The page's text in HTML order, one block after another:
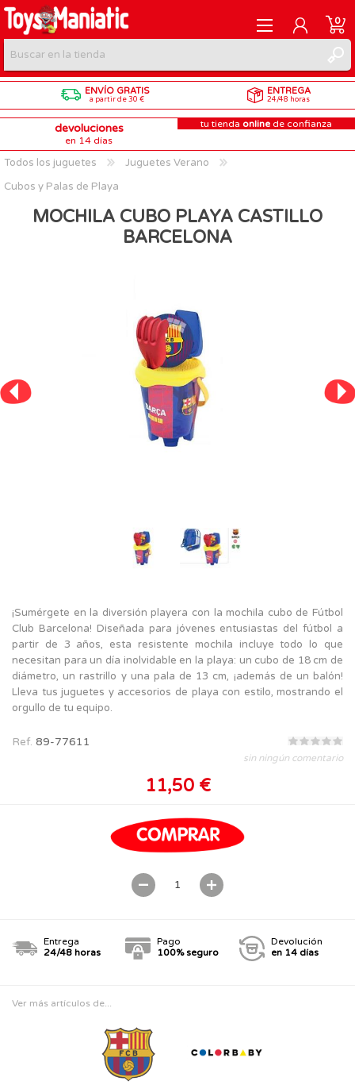
REGISTRARME
INICIAR SESIÓN
0
ENVÍO GRATIS
a partir de 30 €
ENTREGA
24/48 horas
devoluciones
en 14 días
tu tienda online de confianza
Todos los juguetes
Juguetes Verano
Cubos y Palas de Playa
MOCHILA CUBO PLAYA CASTILLO
BARCELONA
¡Sumérgete en la diversión playera con la mochila cubo de Fútbol
Club Barcelona! Diseñada para jóvenes entusiastas del fútbol a
partir de 3 años, esta resistente mochila incluye todo lo que
necesitan para un día inolvidable en la playa: un cubo de 18 cm de
diámetro, un rastrillo y una pala de 13 cm, ¡además de un balón!
Lleva tus juguetes y accesorios de playa con estilo, mostrando el
orgullo de tu equipo.
Ref. 89-77611
sin ningún comentario
11,50 €
Entrega
24/48 horas
Pago
100% seguro
Devolución
en 14 días
Ver más artículos de...